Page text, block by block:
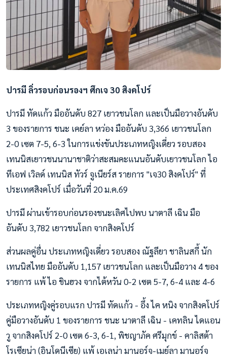
ปารมี ลิ่วรอบก่อนรองฯ ศึกเจ 30 สิงคโปร์
ปารมี ทัดแก้ว มืออันดับ 827 เยาวชนโลก และเป็นมือวางอันดับ
3 ของรายการ ชนะ เคย์ลา หว่อง มืออันดับ 3,366 เยาวชนโลก
2-0 เซต 7-5, 6-3 ในการแข่งขันประเภทหญิงเดี่ยว รอบสอง
เทนนิสเยาวชนนานาชาติว่าสะสมคะแนนอันดับเยาวชนโลก ไอ
ทีเอฟ เวิลด์ เทนนิส ทัวร์ จูเนียร์ส รายการ "เจ30 สิงคโปร์" ที่
ประเทศสิงคโปร์ เมื่อวันที่ 20 ม.ค.69
ปารมี ผ่านเข้ารอบก่อนรองชนะเลิศไปพบ นาตาลี เฉิน มือ
อันดับ 3,782 เยาวชนโลก จากสิงคโปร์
ส่วนผลคู่อื่น ประเภทหญิงเดี่ยว รอบสอง ณัฐลียา ชาลินสกี้ นัก
เทนนิสไทย มืออันดับ 1,157 เยาวชนโลก และเป็นมือวาง 4 ของ
รายการ แพ้ ไอ ชินฮวง จากไต้หวัน 0-2 เซต 5-7, 6-4 และ 4-6
ประเภทหญิงคู่รอบแรก ปารมี ทัดแก้ว - อึ้ง ไค หนิง จากสิงคโปร์
คู่มือวางอันดับ 1 ของรายการ ชนะ นาตาลี เฉิน - เคทลิน ไดแอน
วู จากสิงคโปร์ 2-0 เซต 6-3, 6-1, พิชญาภัค ศรีมุกข์ - คาลิสต้า
โรเซียน่า (อินโดนีเซีย) แพ้ เอเลน่า มานอร์จ-เมย์ลา มานอร์จ